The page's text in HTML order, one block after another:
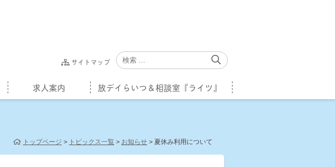
サイトマップ
求人案内 放デイらいつ＆相談室『ライツ』
トップページ > トピックス一覧 > お知らせ > 夏休み利用について